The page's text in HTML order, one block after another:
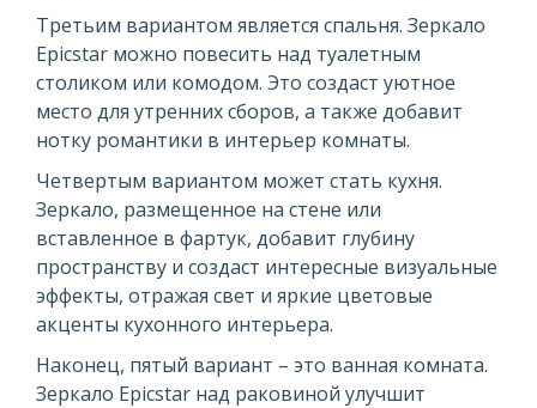
Третьим вариантом является спальня. Зеркало
Epicstar можно повесить над туалетным
столиком или комодом. Это создаст уютное
место для утренних сборов, а также добавит
нотку романтики в интерьер комнаты.
Четвертым вариантом может стать кухня.
Зеркало, размещенное на стене или
вставленное в фартук, добавит глубину
пространству и создаст интересные визуальные
эффекты, отражая свет и яркие цветовые
акценты кухонного интерьера.
Наконец, пятый вариант – это ванная комната.
Зеркало Epicstar над раковиной улучшит